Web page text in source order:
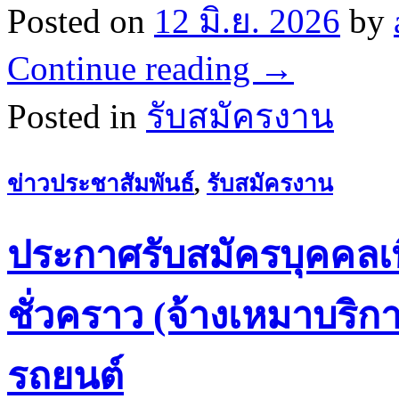
Posted on 12 มิ.ย. 2026 by
Continue reading →
Posted in รับสมัครงาน
ข่าวประชาสัมพันธ์, รับสมัครงาน
ประกาศรับสมัครบุคคล
ชั่วคราว (จ้างเหมาบริ
รถยนต์